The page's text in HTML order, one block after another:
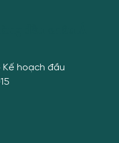
Kế hoạch đầu